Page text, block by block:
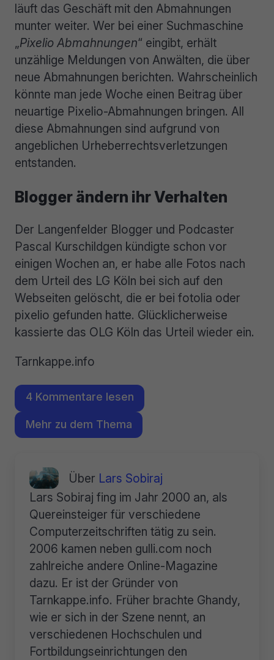
läuft das Geschäft mit den Abmahnungen
munter weiter. Wer bei einer Suchmaschine
„Pixelio Abmahnungen“ eingibt, erhält
unzählige Meldungen von Anwälten, die über
neue Abmahnungen berichten. Wahrscheinlich
könnte man jede Woche einen Beitrag über
neuartige Pixelio-Abmahnungen bringen. All
diese Abmahnungen sind aufgrund von
angeblichen Urheberrechtsverletzungen
entstanden.
Blogger ändern ihr Verhalten
Der Langenfelder Blogger und Podcaster
Pascal Kurschildgen kündigte schon vor
einigen Wochen an, er habe alle Fotos nach
dem Urteil des LG Köln bei sich auf den
Webseiten gelöscht, die er bei fotolia oder
pixelio gefunden hatte. Glücklicherweise
kassierte das OLG Köln das Urteil wieder ein.
Tarnkappe.info
4 Kommentare lesen
Mehr zu dem Thema
Über Lars Sobiraj
Lars Sobiraj fing im Jahr 2000 an, als
Quereinsteiger für verschiedene
Computerzeitschriften tätig zu sein.
2006 kamen neben gulli.com noch
zahlreiche andere Online-Magazine
dazu. Er ist der Gründer von
Tarnkappe.info. Früher brachte Ghandy,
wie er sich in der Szene nennt, an
verschiedenen Hochschulen und
Fortbildungseinrichtungen den